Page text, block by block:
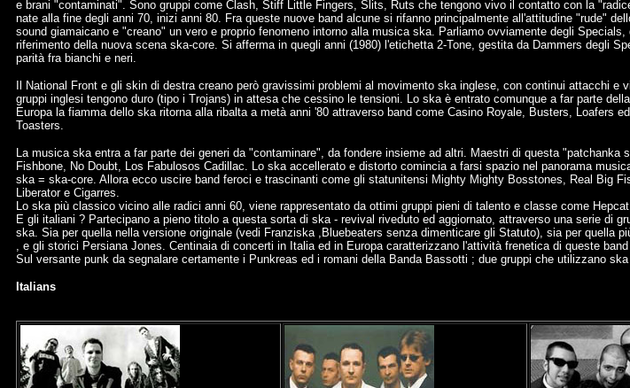
e brani "contaminati". Sono gruppi come Clash, Stiff Little Fingers, Slits, Ruts che tengono vivo il contatto con la
nate alla fine degli anni 70, inizi anni 80. Fra queste nuove band alcune si rifanno principalmente all'attitudine "rude"
sound giamaicano e "creano" un vero e proprio fenomeno intorno alla musica ska. Parliamo ovviamente degli
riferimento della nuova scena ska-core. Si afferma in quegli anni (1980) l'etichetta 2-Tone, gestita da Dammers degli
parità fra bianchi e neri.
Il National Front e gli skin di destra creano però gravissimi problemi al movimento ska inglese, con continui attacchi
gruppi inglesi tengono duro (tipo i Trojans) in attesa che cessino le tensioni. Lo ska è entrato comunque a far parte
Europa la fiamma dello ska ritorna alla ribalta a metà anni '80 attraverso band come Casino Royale, Busters, Loafers
Toasters.
La musica ska entra a far parte dei generi da "contaminare", da fondere insieme ad altri. Maestri di questa
Fishbone, No Doubt, Los Fabulosos Cadillac. Lo ska accellerato e distorto comincia a farsi spazio nel panorama
ska = ska-core. Allora ecco uscire band feroci e trascinanti come gli statunitensi Mighty Mighty Bosstones, Real Big
Liberator e Cigarres.
Lo ska più classico vicino alle radici anni 60, viene rappresentato da ottimi gruppi pieni di talento e classe come
E gli italiani ? Partecipano a pieno titolo a questa sorta di ska - revival riveduto ed aggiornato, attraverso una serie di
ska. Sia per quella nella versione originale (vedi Franziska ,Bluebeaters senza dimenticare gli Statuto), sia per quella
, e gli storici Persiana Jones. Centinaia di concerti in Italia ed in Europa caratterizzano l'attività frenetica di queste
Sul versante punk da segnalare certamente i Punkreas ed i romani della Banda Bassotti ; due gruppi che utilizzano
Italians